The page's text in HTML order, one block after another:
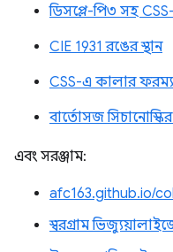
ডিসপ্লে-পি৩ সহ
CIE 1931 রঙের স্থান
CSS-এ কালার
বার্তোসজ
এবং সরঞ্জাম:
afc163.github.io/
স্বরগ্রাম